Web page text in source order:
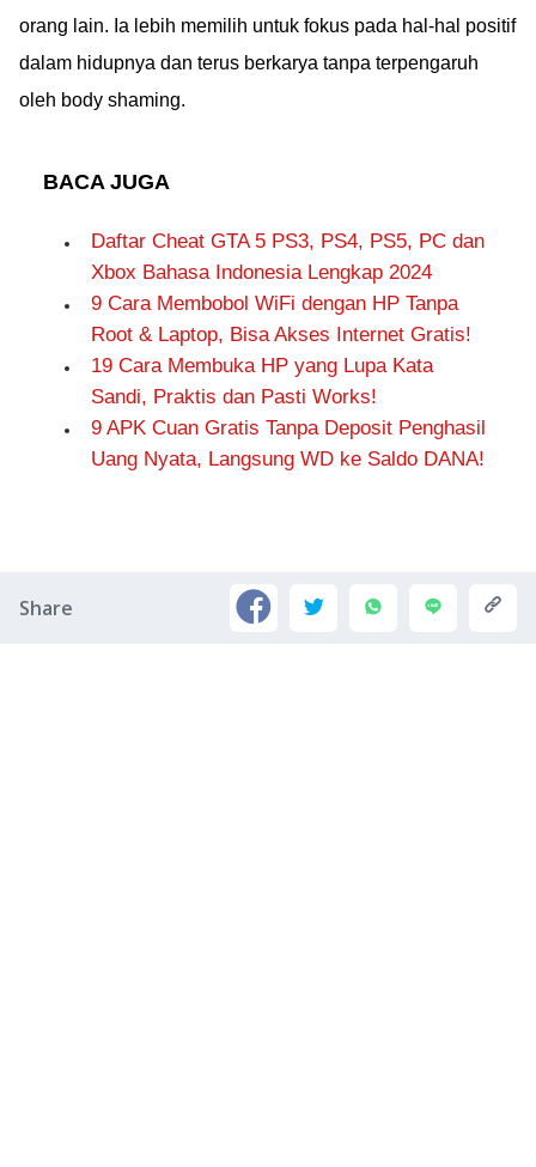
wujudnya? Simak di
orang lain. Ia lebih memilih untuk fokus pada hal-hal positif
dalam hidupnya dan terus berkarya tanpa terpengaruh
oleh body shaming.
BACA JUGA
Daftar Cheat GTA 5 PS3, PS4, PS5, PC dan
Xbox Bahasa Indonesia Lengkap 2024
9 Cara Membobol WiFi dengan HP Tanpa
Root & Laptop, Bisa Akses Internet Gratis!
19 Cara Membuka HP yang Lupa Kata
Sandi, Praktis dan Pasti Works!
9 APK Cuan Gratis Tanpa Deposit Penghasil
Uang Nyata, Langsung WD ke Saldo DANA!
Share